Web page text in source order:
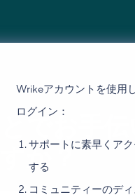
Wrikeアカウントを使用
ログイン：
サポートに素早くア
する
コミュニティーのデ
でお手
か？